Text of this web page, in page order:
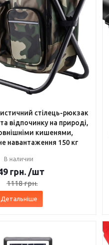
стілець-рюкзак
відпочинку на природі,
кишенями,
навантаження 150 кг
В наличии
грн. /шт
1118грн.
Детальніше